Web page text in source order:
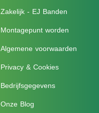
Zakelijk - EJ Banden
Montagepunt worden
Algemene voorwaarden
Privacy & Cookies
Bedrijfsgegevens
Onze Blog